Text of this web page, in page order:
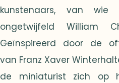
kunstenaars, van wie
ongetwijfeld William
Geïnspireerd door de
van Franz Xaver
de miniaturist zich op